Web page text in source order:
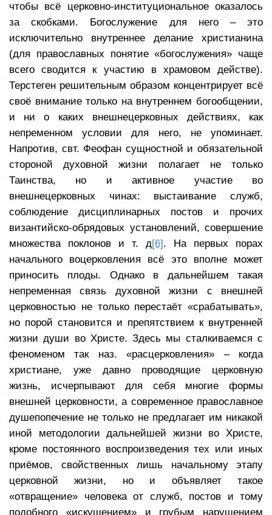
чтобы всё церковно-институциональное оказалось
за скобками. Богослужение для него – это
исключительно внутреннее делание христианина
(для православных понятие «богослужения» чаще
всего сводится к участию в храмовом действе).
Терстеген решительным образом концентрирует всё
своё внимание только на внутреннем богообщении,
и ни о каких внешнецерковных действиях, как
непременном условии для него, не упоминает.
Напротив, свт. Феофан сущностной и обязательной
стороной духовной жизни полагает не только
Таинства, но и активное участие во
внешнецерковных чинах: выстаивание служб,
соблюдение дисциплинарных постов и прочих
византийско-обрядовых установлений, совершение
множества поклонов и т. д[6]. На первых порах
начального воцерковления всё это вполне может
приносить плоды. Однако в дальнейшем такая
непременная связь духовной жизни с внешней
церковностью не только перестаёт «срабатывать»,
но порой становится и препятствием к внутренней
жизни души во Христе. Здесь мы сталкиваемся с
феноменом так наз. «расцерковления» – когда
христиане, уже давно проводящие церковную
жизнь, исчерпывают для себя многие формы
внешней церковности, а современное православное
душепопечение не только не предлагает им никакой
иной методологии дальнейшей жизни во Христе,
кроме постоянного воспроизведения тех или иных
приёмов, свойственных лишь начальному этапу
церковной жизни, но и объявляет такое
«отвращение» человека от служб, постов и тому
подобного «искушением» и грубым нарушением